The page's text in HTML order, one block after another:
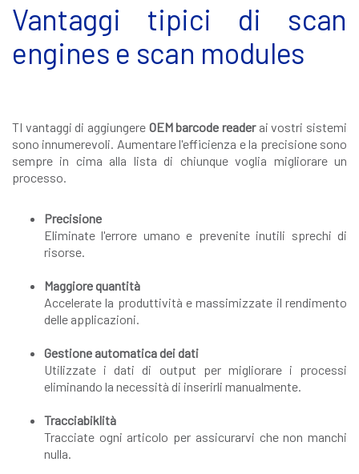
Vantaggi tipici di scan
engines e scan modules
TI vantaggi di aggiungere OEM barcode readerai vostri sistemi
sono innumerevoli. Aumentare l'efficienza e la precisione sono
sempre in cima alla lista di chiunque voglia migliorare un
processo.
Precisione
Eliminate l'errore umano e prevenite inutili sprechi di
risorse.
Maggiore quantità
Accelerate la produttività e massimizzate il rendimento
delle applicazioni.
Gestione automatica dei dati
Utilizzate i dati di output per migliorare i processi
eliminando la necessità di inserirli manualmente.
Tracciabiklità
Tracciate ogni articolo per assicurarvi che non manchi
nulla.